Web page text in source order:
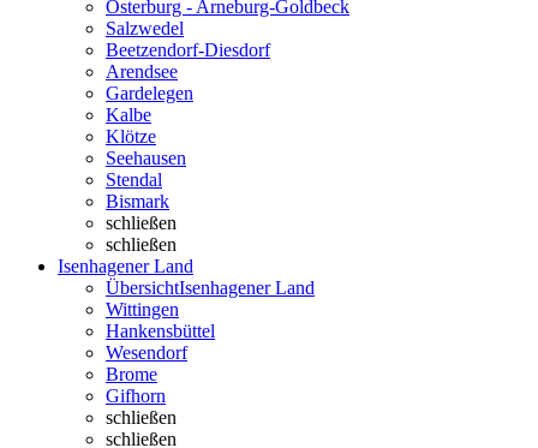
Osterburg - Arneburg-Goldbeck
Salzwedel
Beetzendorf-Diesdorf
Arendsee
Gardelegen
Kalbe
Klötze
Seehausen
Stendal
Bismark
schließen
schließen
Isenhagener Land
ÜbersichtIsenhagener Land
Wittingen
Hankensbüttel
Wesendorf
Brome
Gifhorn
schließen
schließen